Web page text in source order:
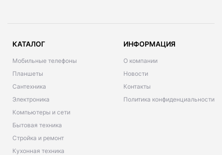
КАТАЛОГ
Мобильные телефоны
Планшеты
Сантехника
Электроника
Компьютеры и сети
Бытовая техника
Стройка и ремонт
Кухонная техника
ИНФОРМАЦИЯ
О компании
Новости
Контакты
Политика конфиденциальности